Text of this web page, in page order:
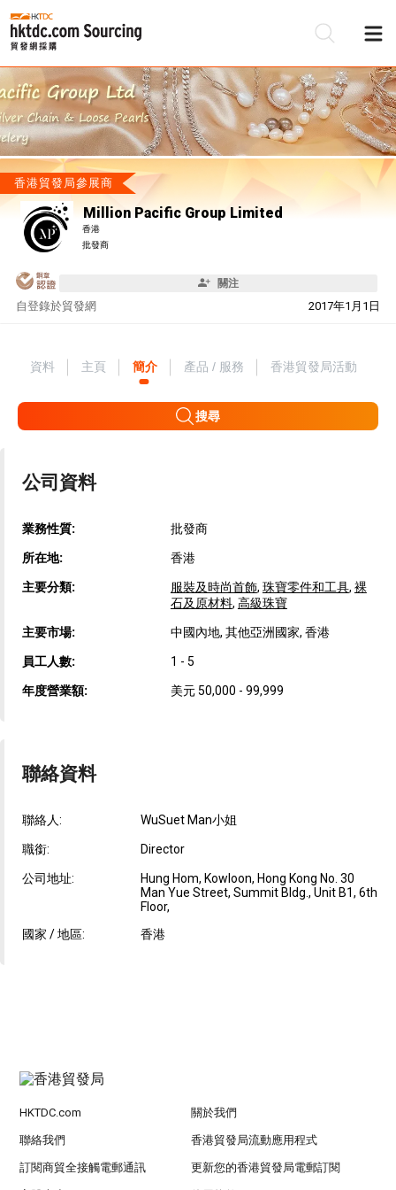
香港貿發局參展商
Million Pacific Group Limited
香港
批發商
關注
自 2017年1月1日
登錄於貿發網
資料 主頁 簡介 產品 / 服務 香港貿發局活動
搜尋
公司資料
業務性質: 批發商
所在地: 香港
主要分類: 服裝及時尚首飾, 珠寶零件和工具, 裸
石及原材料, 高級珠寶
主要市場: 中國內地, 其他亞洲國家, 香港
員工人數: 1 - 5
年度營業額: 美元 50,000 - 99,999
聯絡資料
聯絡人: WuSuet Man小姐
職銜: Director
公司地址:
Hung Hom, Kowloon, Hong Kong No. 30
Man Yue Street, Summit Bldg., Unit B1, 6th
Floor,
國家 / 地區:
香港
HKTDC.com 關於我們
聯絡我們 香港貿發局流動應用程式
訂閱商貿全接觸電郵通訊 更新您的香港貿發局電郵訂閱